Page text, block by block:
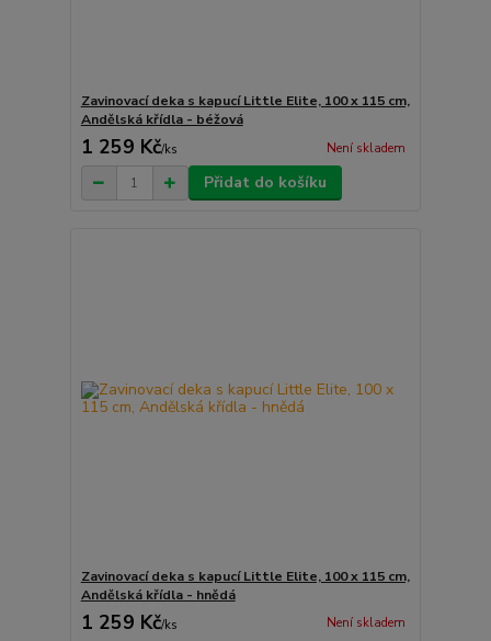
Zavinovací deka s kapucí Little Elite, 100 x 115 cm,
Andělská křídla - béžová
1 259 Kč/ks Není skladem
Přidat do košíku
Zavinovací deka s kapucí Little Elite, 100 x 115 cm,
Andělská křídla - hnědá
1 259 Kč/ks Není skladem